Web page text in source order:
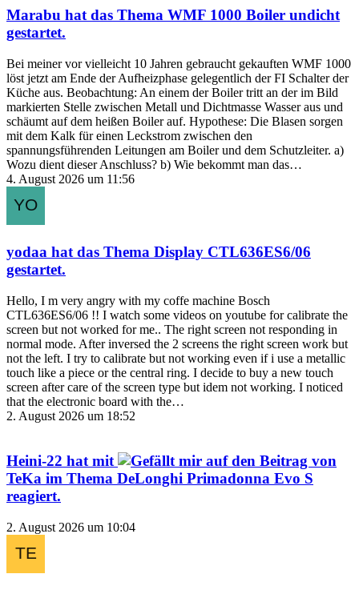
Marabu hat das Thema WMF 1000 Boiler undicht
gestartet.
Bei meiner vor vielleicht 10 Jahren gebraucht gekauften WMF 1000
löst jetzt am Ende der Aufheizphase gelegentlich der FI Schalter der
Küche aus. Beobachtung: An einem der Boiler tritt an der im Bild
markierten Stelle zwischen Metall und Dichtmasse Wasser aus und
schäumt auf dem heißen Boiler auf. Hypothese: Die Blasen sorgen
mit dem Kalk für einen Leckstrom zwischen den
spannungsführenden Leitungen am Boiler und dem Schutzleiter. a)
Wozu dient dieser Anschluss? b) Wie bekommt man das…
4. August 2026 um 11:56
yodaa hat das Thema Display CTL636ES6/06
gestartet.
Hello, I m very angry with my coffe machine Bosch
CTL636ES6/06 !! I watch some videos on youtube for calibrate the
screen but not worked for me.. The right screen not responding in
normal mode. After inversed the 2 screens the right screen work but
not the left. I try to calibrate but not working even if i use a metallic
touch like a piece or the central ring. I decide to buy a new touch
screen after care of the screen type but idem not working. I noticed
that the electronic board with the…
2. August 2026 um 18:52
Heini-22 hat mit
auf den Beitrag von
TeKa im Thema DeLonghi Primadonna Evo S
reagiert.
2. August 2026 um 10:04